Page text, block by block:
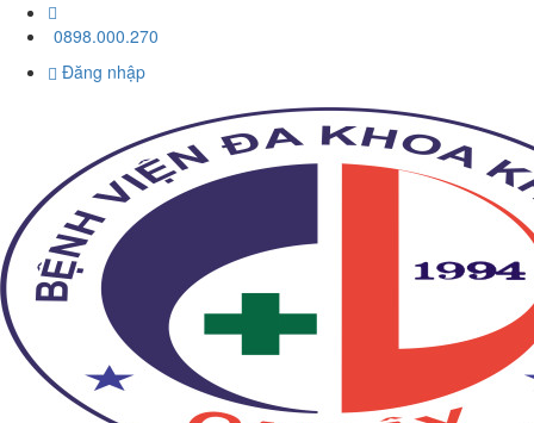
0898.000.270
Đăng nhập